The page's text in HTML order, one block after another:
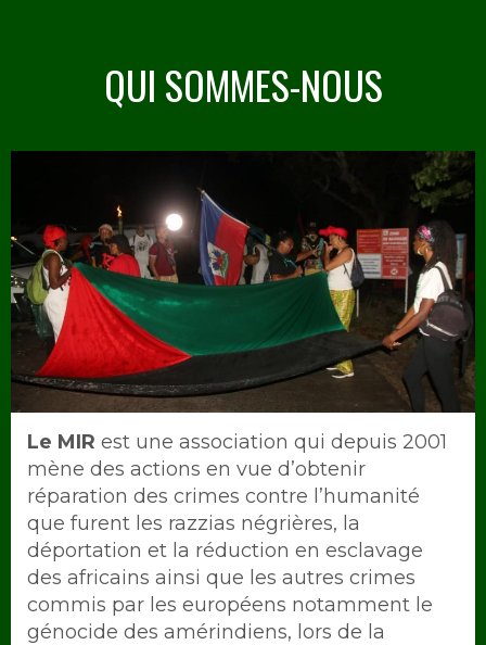
QUI SOMMES-NOUS
Intro
Le MIR est une association qui depuis 2001
mène des actions en vue d’obtenir
réparation des crimes contre l’humanité
que furent les razzias négrières, la
déportation et la réduction en esclavage
des africains ainsi que les autres crimes
commis par les européens notamment le
génocide des amérindiens, lors de la